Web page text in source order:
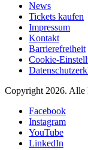
News
Tickets kaufen
Impressum
Kontakt
Barrierefreiheit
Cookie-
Copyright 2026. Alle
Facebook
Instagram
YouTube
LinkedIn